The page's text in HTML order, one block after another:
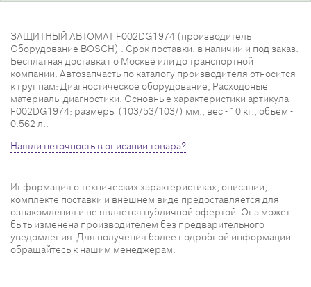
ЗАЩИТНЫЙ АВТОМАТ F002DG1974 (производитель
Оборудование BOSCH) . Срок поставки: в наличии и под заказ.
Бесплатная доставка по Москве или до транспортной
компании. Автозапчасть по каталогу производителя относится
к группам: Диагностическое оборудование, Расходоные
материалы диагностики. Основные характеристики артикула
F002DG1974: размеры (103/53/103/) мм., вес - 10 кг., объем -
0.562 л..
Нашли неточность в описании товара?
Информация о технических характеристиках, описании,
комплекте поставки и внешнем виде предоставляется для
ознакомления и не является публичной офертой. Она может
быть изменена производителем без предварительного
уведомления. Для получения более подробной информации
обращайтесь к нашим менеджерам.